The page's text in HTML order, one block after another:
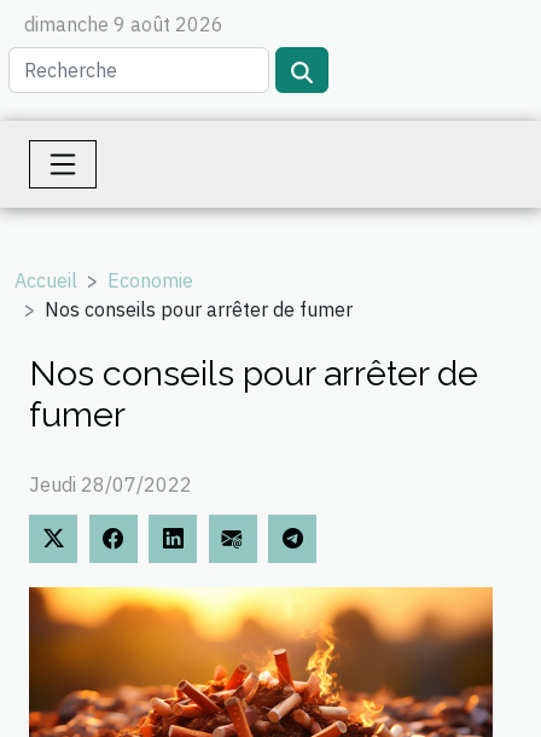
dimanche 9 août 2026
Accueil
Economie
Nos conseils pour arrêter de fumer
Nos conseils pour arrêter de
fumer
Jeudi 28/07/2022